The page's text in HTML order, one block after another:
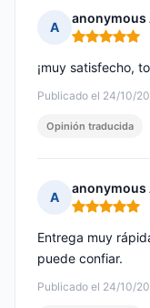
A
anonymous
Nota: 5 de 5
Publicado el 24/10/
¡muy satisfecho,
Opinión traducida
A
anonymous
Nota: 5 de 5
Publicado el 24/10/
Entrega muy
puede confiar.